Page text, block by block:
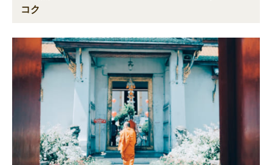
コク